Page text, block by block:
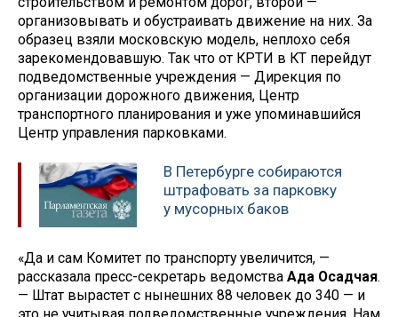
организовывать и обустраивать движение на них. За
образец взяли московскую модель, неплохо себя
зарекомендовавшую. Так что от КРТИ в КТ перейдут
подведомственные учреждения — Дирекция по
организации дорожного движения, Центр
транспортного планирования и уже упоминавшийся
Центр управления парковками.
В Петербурге собираются
штрафовать за парковку
у мусорных баков
«Да и сам Комитет по транспорту увеличится, —
рассказала пресс-секретарь ведомства Ада Осадчая.
— Штат вырастет с нынешних 88 человек до 340 — и